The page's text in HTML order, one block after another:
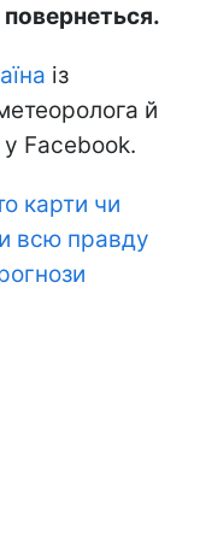
із
й
Facebook.
карти чи
всю правду